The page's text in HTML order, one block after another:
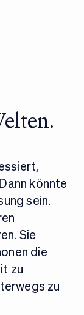
könnte
sein.
Sie
die
zu
zu